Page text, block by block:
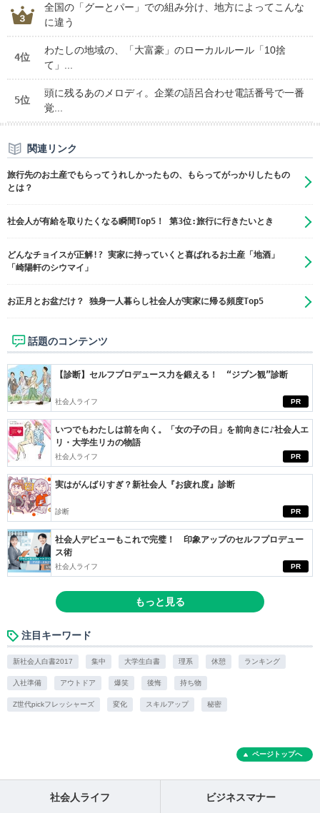
全国の「グーとパー」での組み分け、地方によってこんな
に違う
4位
わたしの地域の、「大富豪」のローカルルール「10捨
て」...
5位
頭に残るあのメロディ。企業の語呂合わせ電話番号で一番
覚...
関連リンク
旅行先のお土産でもらってうれしかったもの、もらってがっかりしたもの
とは？
社会人が有給を取りたくなる瞬間Top5！ 第3位:旅行に行きたいとき
どんなチョイスが正解!? 実家に持っていくと喜ばれるお土産「地酒」
「崎陽軒のシウマイ」
お正月とお盆だけ？ 独身一人暮らし社会人が実家に帰る頻度Top5
話題のコンテンツ
PR
【診断】セルフプロデュース力を鍛える！ “ジブン観”診断
社会人ライフ
PR
いつでもわたしは前を向く。「女の子の日」を前向きに♪社会人エ
リ・大学生リカの物語
社会人ライフ
PR
実はがんばりすぎ？新社会人『お疲れ度』診断
診断
PR
社会人デビューもこれで完璧！ 印象アップのセルフプロデュー
ス術
社会人ライフ
もっと見る
注目キーワード
新社会人白書2017 集中 大学生白書 理系 休憩 ランキング
入社準備 アウトドア 爆笑 後悔 持ち物
Z世代pickフレッシャーズ 変化 スキルアップ 秘密
ページトップへ
社会人ライフ ビジネスマナー